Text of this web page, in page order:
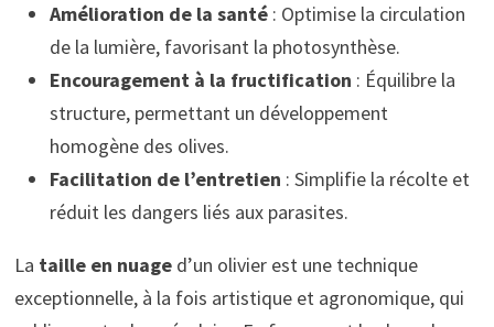
Amélioration de la santé: Optimise la circulation
de la lumière, favorisant la photosynthèse.
Encouragement à la fructification : Équilibre la
structure, permettant un développement
homogène des olives.
Facilitation de l’entretien : Simplifie la récolte et
réduit les dangers liés aux parasites.
La taille en nuaged’un olivier est une technique
exceptionnelle, à la fois artistique et agronomique, qui